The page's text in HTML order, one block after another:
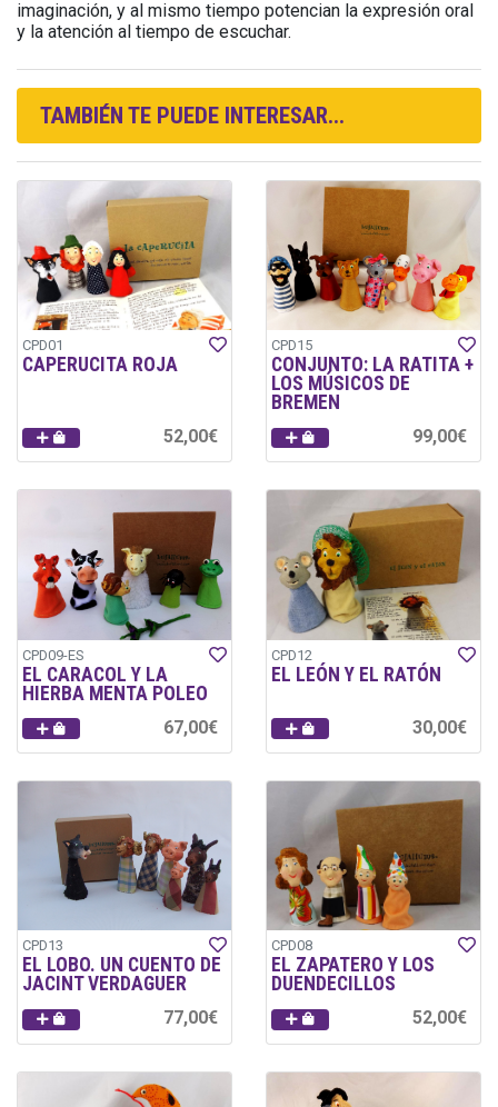
imaginación, y al mismo tiempo potencian la expresión oral
y la atención al tiempo de escuchar.
TAMBIÉN TE PUEDE INTERESAR...
CPD01
CAPERUCITA ROJA
52,00€
CPD15
CONJUNTO: LA RATITA +
LOS MÚSICOS DE
BREMEN
99,00€
CPD09-ES
EL CARACOL Y LA
HIERBA MENTA POLEO
67,00€
CPD12
EL LEÓN Y EL RATÓN
30,00€
CPD13
EL LOBO. UN CUENTO DE
JACINT VERDAGUER
77,00€
CPD08
EL ZAPATERO Y LOS
DUENDECILLOS
52,00€